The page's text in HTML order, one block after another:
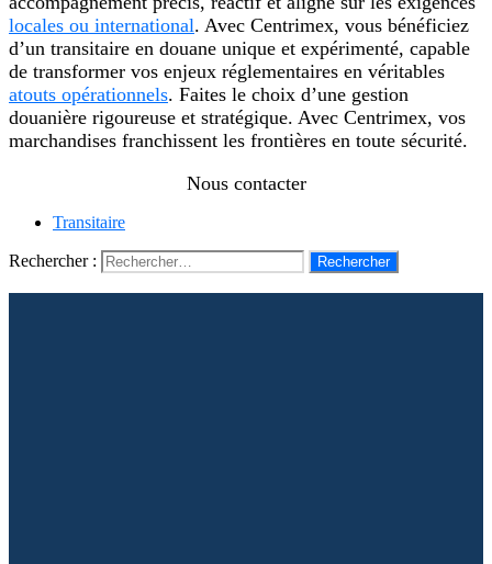
locales ou international. Avec Centrimex, vous bénéficiez
d’un transitaire en douane unique et expérimenté, capable
de transformer vos enjeux réglementaires en véritables
atouts opérationnels. Faites le choix d’une gestion
douanière rigoureuse et stratégique. Avec Centrimex, vos
marchandises franchissent les frontières en toute sécurité.
Nous contacter
Transitaire
Rechercher :